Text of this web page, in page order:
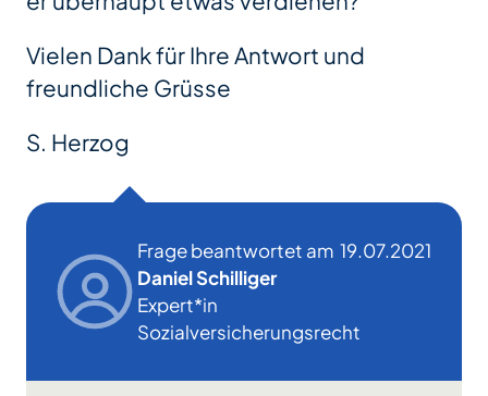
Vielen Dank für Ihre Antwort und
freundliche Grüsse
S. Herzog
Frage beantwortet am 19.07.2021
Daniel Schilliger
Expert*in
Sozialversicherungsrecht